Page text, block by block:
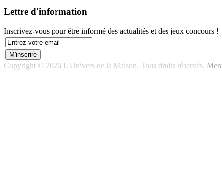
Lettre d'information
Inscrivez-vous pour être informé des actualités et des jeux concours !
Copyright © 2026 L'Univers de la Maison. Tous droits réservés.